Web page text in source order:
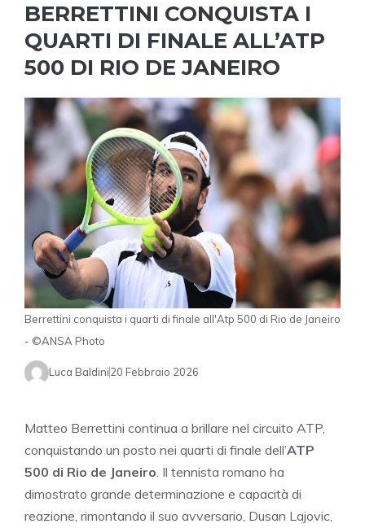
BERRETTINI CONQUISTA I
QUARTI DI FINALE ALL’ATP
500 DI RIO DE JANEIRO
Berrettini conquista i quarti di finale all'Atp 500 di Rio de Janeiro
- ©ANSA Photo
Luca Baldini20 Febbraio 2026
Matteo Berrettini continua a brillare nel circuito ATP,
conquistando un posto nei quarti di finale dell’ATP
500 di Rio de Janeiro . Il tennista romano ha
dimostrato grande determinazione e capacità di
reazione, rimontando il suo avversario, Dusan Lajovic,